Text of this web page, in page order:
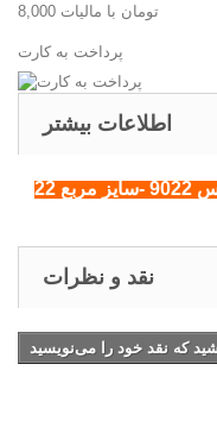
8,000 تومان با ماليات
پرداخت به کارت
اطلاعات بیشتر
مهر اتوماتیک مربع تراکس 9022 -سایز مربع 22x22 میلیمتر -
نقد و نظرات